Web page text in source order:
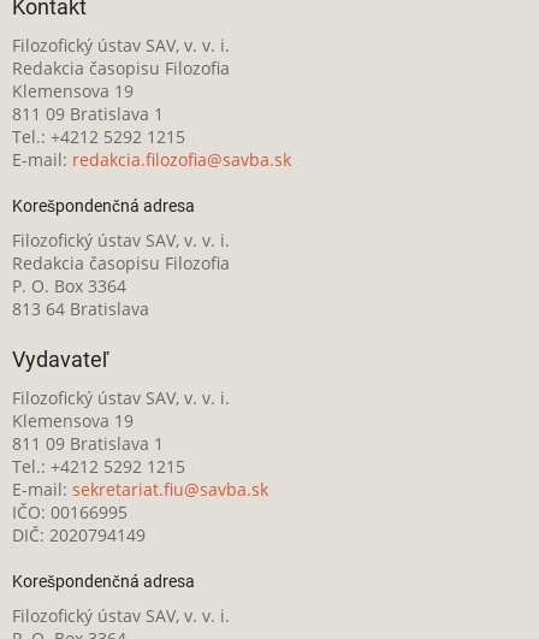
Kontakt
Filozofický ústav SAV, v. v. i.
Redakcia časopisu Filozofia
Klemensova 19
811 09 Bratislava 1
Tel.: +4212 5292 1215
E-mail: redakcia.filozofia@savba.sk
Korešpondenčná adresa
Filozofický ústav SAV, v. v. i.
Redakcia časopisu Filozofia
P. O. Box 3364
813 64 Bratislava
Vydavateľ
Filozofický ústav SAV, v. v. i.
Klemensova 19
811 09 Bratislava 1
Tel.: +4212 5292 1215
E-mail: sekretariat.fiu@savba.sk
IČO: 00166995
DIČ: 2020794149
Korešpondenčná adresa
Filozofický ústav SAV, v. v. i.